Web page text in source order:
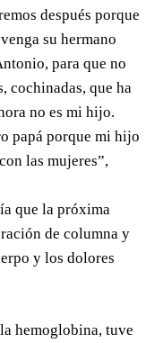
después porque
su hermano
para que no
cochinadas, que ha
no es mi hijo.
papá porque mi hijo
las mujeres”,
que la próxima
de columna y
y los dolores
hemoglobina, tuve